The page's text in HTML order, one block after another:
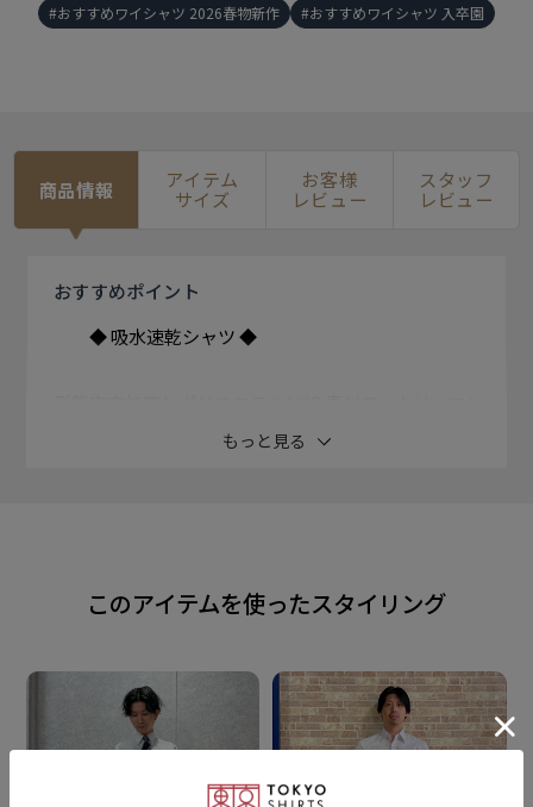
おすすめワイシャツ 2026春物新作
おすすめワイシャツ 入卒園
商品情報 アイテム
サイズ
お客様
レビュー
スタッフ
レビュー
おすすめポイント
◆ 吸水速乾シャツ ◆
グ要らずの 自宅で取扱い楽ちんのワイシャツに 吸水速
ビジネスシーンで活躍 してくれ、ネクタイとの相性も
◎です。
もっと見る
このアイテムを使ったスタイリング